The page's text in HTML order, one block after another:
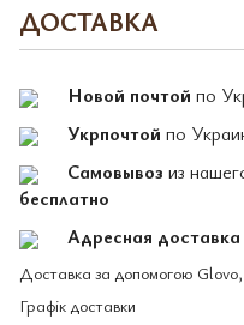
ДОСТАВКА
Новой почтой по
Укрпочтой по
Самовывоз из
бесплатно
Адресная доставка
Доставка за допомогою
Графік доставки